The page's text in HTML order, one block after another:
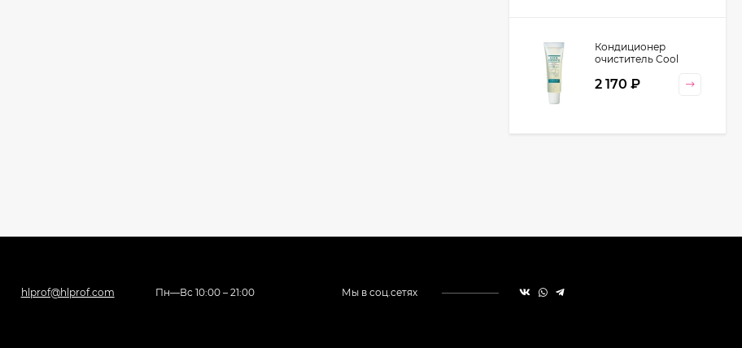
Кондиционер
очиститель Cool
Cosmetics, 130 гр
2 170 ₽
hlprof@hlprof.com Пн—Вс 10:00 – 21:00 Мы в соц.сетях